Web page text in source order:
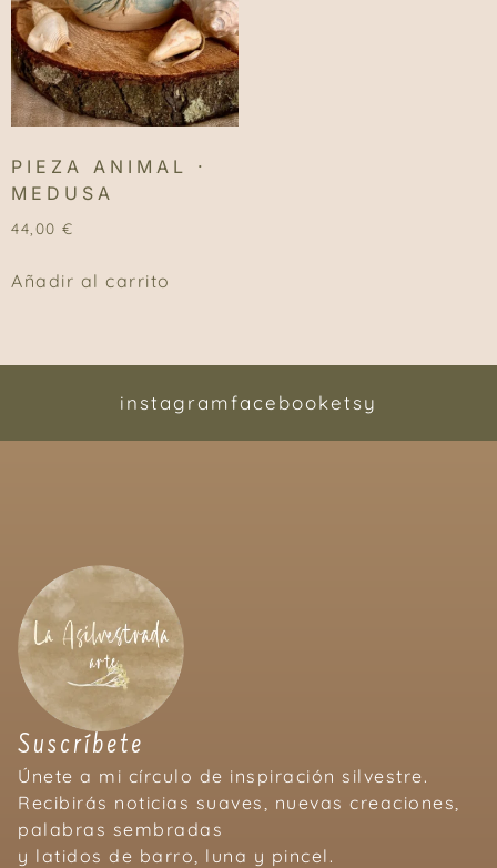
PIEZA ANIMAL ·
MEDUSA
44,00 €
Añadir al carrito
instagramfacebooketsy
Suscríbete
Únete a mi círculo de inspiración silvestre.
Recibirás noticias suaves, nuevas creaciones,
palabras sembradas
y latidos de barro, luna y pincel.